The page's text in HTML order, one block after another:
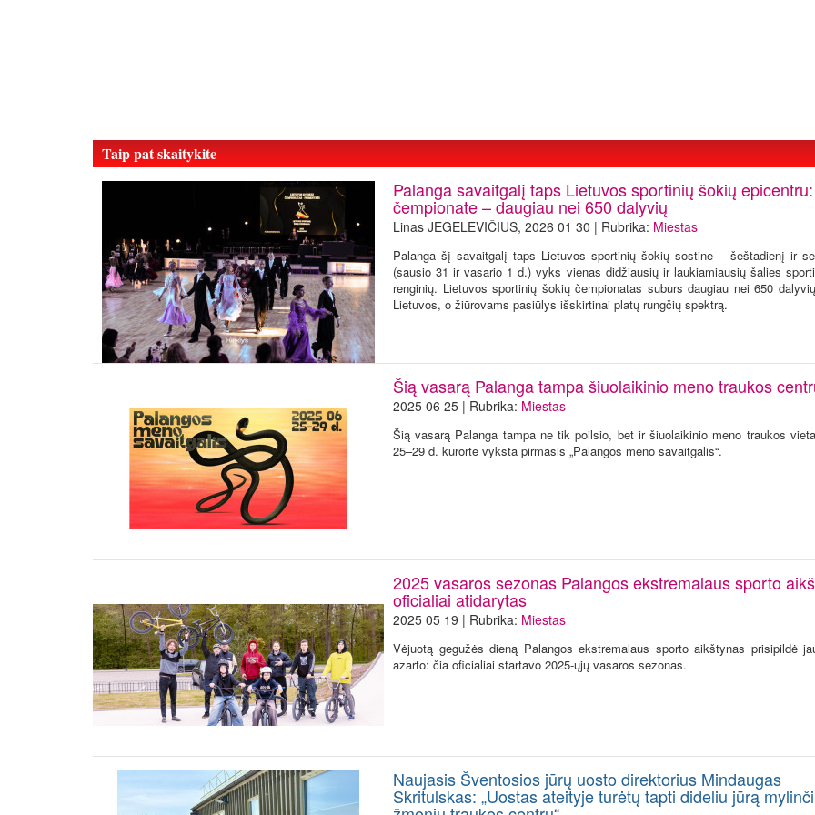
Taip pat skaitykite
Palanga savaitgalį taps Lietuvos sportinių šokių epicentru:
čempionate – daugiau nei 650 dalyvių
Linas JEGELEVIČIUS, 2026 01 30 | Rubrika: Miestas
Palanga šį savaitgalį taps Lietuvos sportinių šokių sostine – šeštadienį ir
(sausio 31 ir vasario 1 d.) vyks vienas didžiausių ir laukiamiausių šalies
renginių. Lietuvos sportinių šokių čempionatas suburs daugiau nei 650
Lietuvos, o žiūrovams pasiūlys išskirtinai platų rungčių spektrą.
Šią vasarą Palanga tampa šiuolaikinio meno traukos
2025 06 25 | Rubrika: Miestas
Šią vasarą Palanga tampa ne tik poilsio, bet ir šiuolaikinio meno traukos
25–29 d. kurorte vyksta pirmasis „Palangos meno savaitgalis“.
2025 vasaros sezonas Palangos ekstremalaus sporto
oficialiai atidarytas
2025 05 19 | Rubrika: Miestas
Vėjuotą gegužės dieną Palangos ekstremalaus sporto aikštynas prisipildė
azarto: čia oficialiai startavo 2025-ųjų vasaros sezonas.
Naujasis Šventosios jūrų uosto direktorius Mindaugas
Skritulskas: „Uostas ateityje turėtų tapti dideliu jūrą